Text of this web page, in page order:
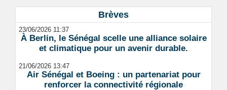
Brèves
23/06/2026 11:37
À Berlin, le Sénégal scelle une alliance solaire
et climatique pour un avenir durable.
21/06/2026 13:47
Air Sénégal et Boeing : un partenariat pour
renforcer la connectivité régionale